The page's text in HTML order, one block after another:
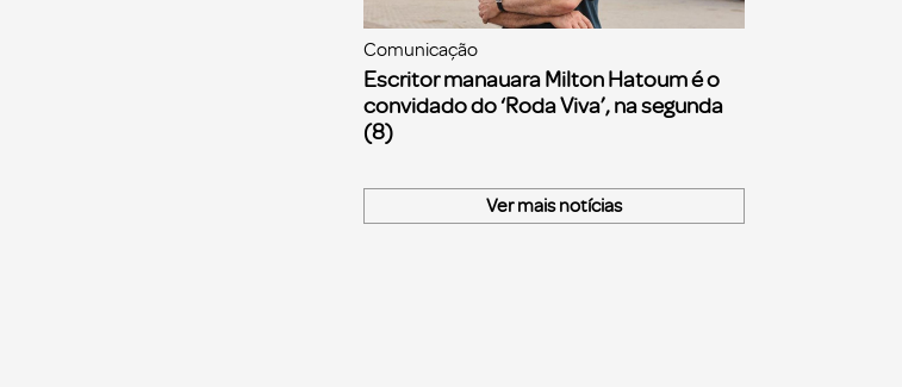
Comunicação
Escritor manauara Milton Hatoum é o
convidado do ‘Roda Viva’, na segunda
(8)
Ver mais notícias